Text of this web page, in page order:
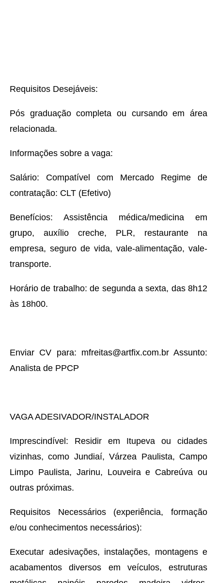
Requisitos Desejáveis:
Pós graduação completa ou cursando em área
relacionada.
Informações sobre a vaga:
Salário: Compatível com Mercado Regime de
contratação: CLT (Efetivo)
Benefícios: Assistência médica/medicina em
grupo, auxílio creche, PLR, restaurante na
empresa, seguro de vida, vale-alimentação, vale-
transporte.
Horário de trabalho: de segunda a sexta, das 8h12
às 18h00.
Enviar CV para: mfreitas@artfix.com.br Assunto:
Analista de PPCP
VAGA ADESIVADOR/INSTALADOR
Imprescindível: Residir em Itupeva ou cidades
vizinhas, como Jundiaí, Várzea Paulista, Campo
Limpo Paulista, Jarinu, Louveira e Cabreúva ou
outras próximas.
Requisitos Necessários (experiência, formação
e/ou conhecimentos necessários):
Executar adesivações, instalações, montagens e
acabamentos diversos em veículos, estruturas